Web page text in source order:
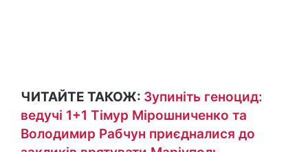
ЧИТАЙТЕ ТАКОЖ: Зупиніть геноцид:
ведучі 1+1 Тімур Мірошниченко та
Володимир Рабчун приєдналися до